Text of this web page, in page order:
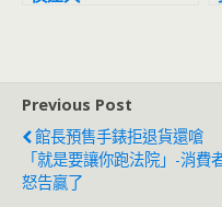
Previous Post
館長預售手錶拒退貨還嗆
「就是要讓你跑法院」-消費
怒告贏了